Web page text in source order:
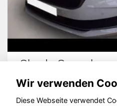
Skoda Superb
Wir verwenden
Diese Webseite verwendet